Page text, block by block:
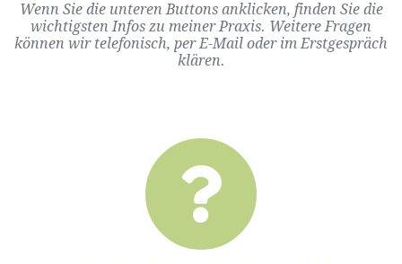
Wenn Sie die unteren Buttons anklicken, finden Sie die
wichtigsten Infos zu meiner Praxis. Weitere Fragen
können wir telefonisch, per E-Mail oder im Erstgespräch
klären.